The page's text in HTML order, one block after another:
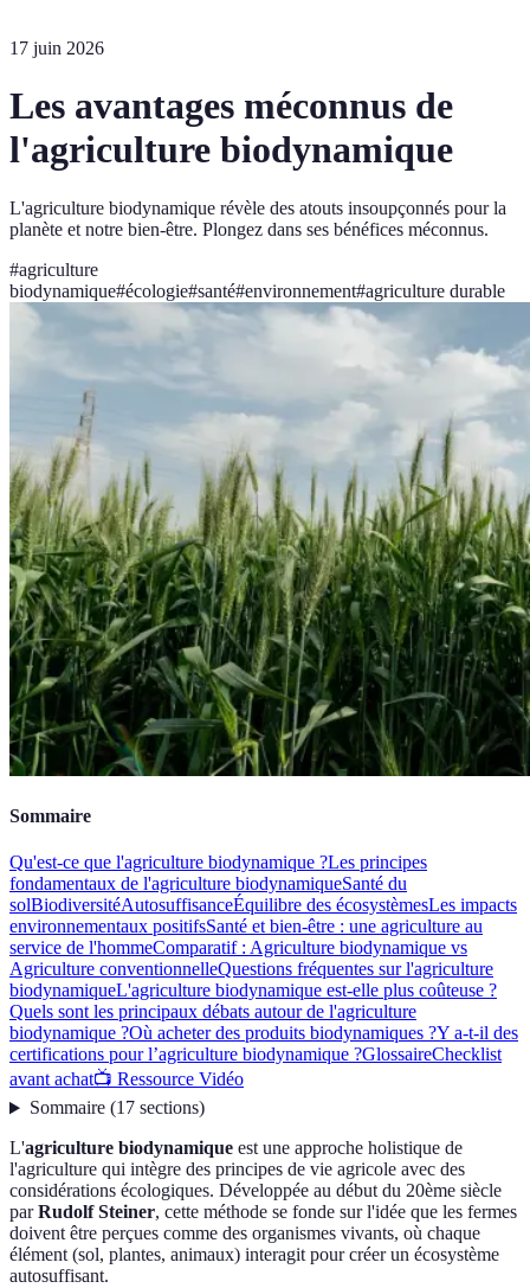
17 juin 2026
Les avantages méconnus de
l'agriculture biodynamique
L'agriculture biodynamique révèle des atouts insoupçonnés pour la
planète et notre bien-être. Plongez dans ses bénéfices méconnus.
#agriculture
biodynamique#écologie#santé#environnement#agriculture durable
Sommaire
Qu'est-ce que l'agriculture biodynamique ?Les principes
fondamentaux de l'agriculture biodynamiqueSanté du
solBiodiversitéAutosuffisanceÉquilibre des écosystèmesLes impacts
environnementaux positifsSanté et bien-être : une agriculture au
service de l'hommeComparatif : Agriculture biodynamique vs
Agriculture conventionnelleQuestions fréquentes sur l'agriculture
biodynamiqueL'agriculture biodynamique est-elle plus coûteuse ?
Quels sont les principaux débats autour de l'agriculture
biodynamique ?Où acheter des produits biodynamiques ?Y a-t-il des
certifications pour l’agriculture biodynamique ?GlossaireChecklist
avant achat📺 Ressource Vidéo
Sommaire(17 sections)
L'agriculture biodynamique est une approche holistique de
l'agriculture qui intègre des principes de vie agricole avec des
considérations écologiques. Développée au début du 20ème siècle
parRudolf Steiner, cette méthode se fonde sur l'idée que les fermes
doivent être perçues comme des organismes vivants, où chaque
élément (sol, plantes, animaux) interagit pour créer un écosystème
autosuffisant.